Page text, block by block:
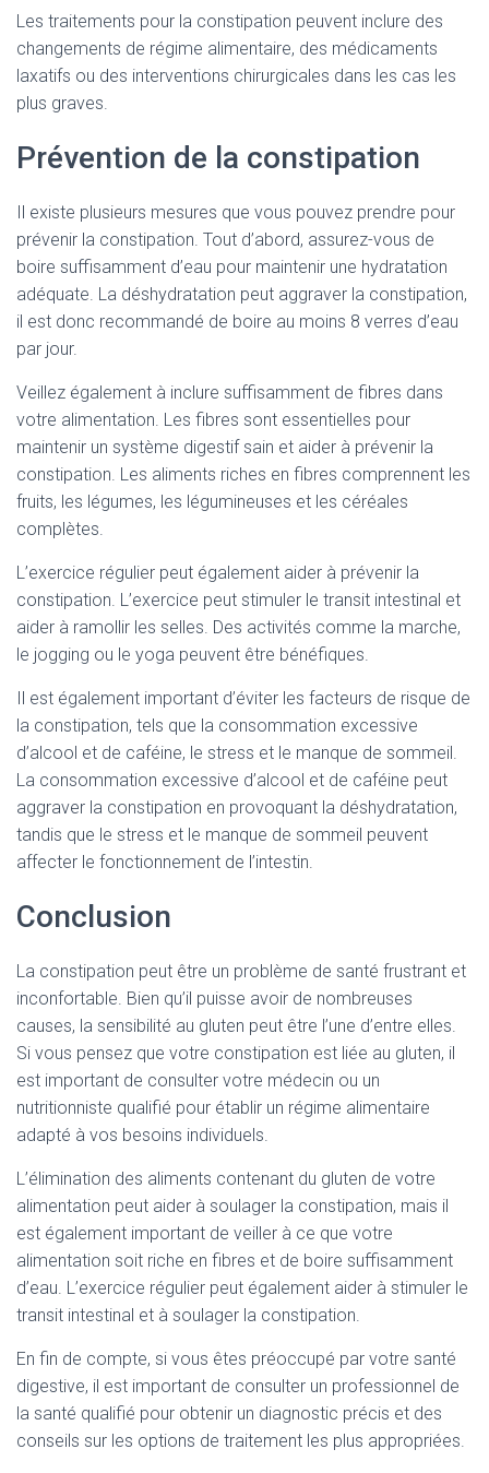
Les traitements pour la constipation peuvent inclure des
changements de régime alimentaire, des médicaments
laxatifs ou des interventions chirurgicales dans les cas les
plus graves.
Prévention de la constipation
Il existe plusieurs mesures que vous pouvez prendre pour
prévenir la constipation. Tout d’abord, assurez-vous de
boire suffisamment d’eau pour maintenir une hydratation
adéquate. La déshydratation peut aggraver la constipation,
il est donc recommandé de boire au moins 8 verres d’eau
par jour.
Veillez également à inclure suffisamment de fibres dans
votre alimentation. Les fibres sont essentielles pour
maintenir un système digestif sain et aider à prévenir la
constipation. Les aliments riches en fibres comprennent les
fruits, les légumes, les légumineuses et les céréales
complètes.
L’exercice régulier peut également aider à prévenir la
constipation. L’exercice peut stimuler le transit intestinal et
aider à ramollir les selles. Des activités comme la marche,
le jogging ou le yoga peuvent être bénéfiques.
Il est également important d’éviter les facteurs de risque de
la constipation, tels que la consommation excessive
d’alcool et de caféine, le stress et le manque de sommeil.
La consommation excessive d’alcool et de caféine peut
aggraver la constipation en provoquant la déshydratation,
tandis que le stress et le manque de sommeil peuvent
affecter le fonctionnement de l’intestin.
Conclusion
La constipation peut être un problème de santé frustrant et
inconfortable. Bien qu’il puisse avoir de nombreuses
causes, la sensibilité au gluten peut être l’une d’entre elles.
Si vous pensez que votre constipation est liée au gluten, il
est important de consulter votre médecin ou un
nutritionniste qualifié pour établir un régime alimentaire
adapté à vos besoins individuels.
L’élimination des aliments contenant du gluten de votre
alimentation peut aider à soulager la constipation, mais il
est également important de veiller à ce que votre
alimentation soit riche en fibres et de boire suffisamment
d’eau. L’exercice régulier peut également aider à stimuler le
transit intestinal et à soulager la constipation.
En fin de compte, si vous êtes préoccupé par votre santé
digestive, il est important de consulter un professionnel de
la santé qualifié pour obtenir un diagnostic précis et des
conseils sur les options de traitement les plus appropriées.